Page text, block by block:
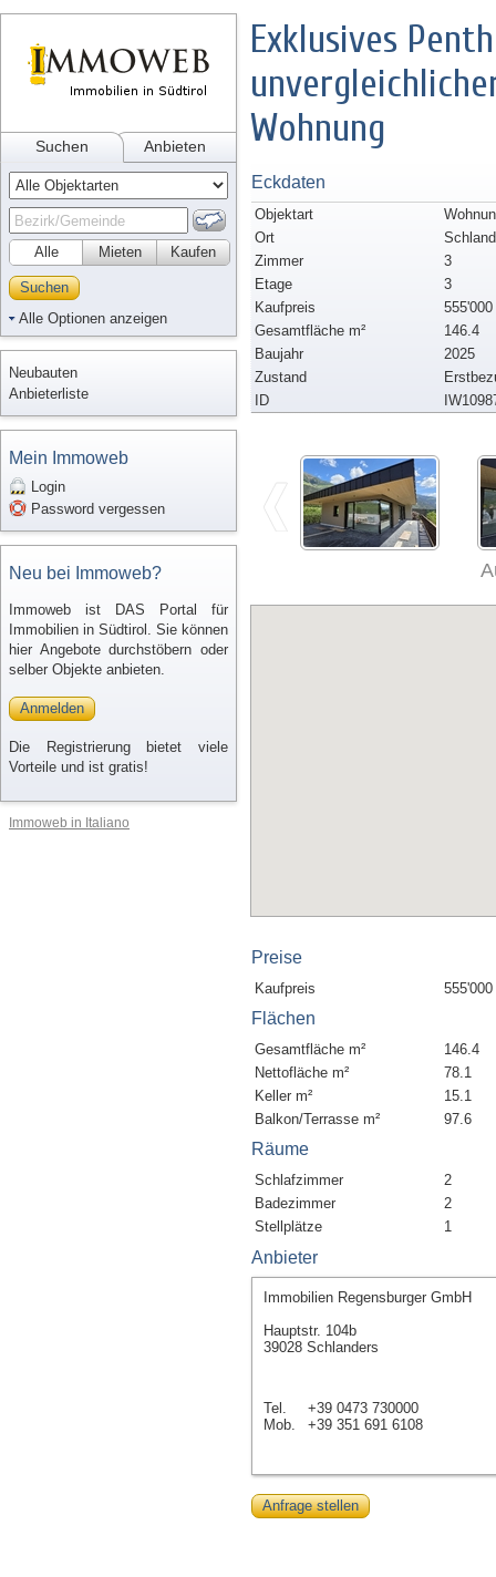
Suchen Anbieten
Alle Kaufen
Mieten
Suchen
Alle Optionen anzeigen
Neubauten
Anbieterliste
Mein Immoweb
Login
Password vergessen
Neu bei Immoweb?
Immoweb ist DAS Portal für
Immobilien in Südtirol. Sie können
hier Angebote durchstöbern oder
selber Objekte anbieten.
Anmelden
Die Registrierung bietet viele
Vorteile und ist gratis!
Immoweb in Italiano
Exklusives
Wohnung
Eckdaten
Objektart
Ort
Zimmer
3
Etage
3
Kaufpreis
555'000
Gesamtfläche m²
146.4
Baujahr
2025
Zustand
ID
Preise
Kaufpreis 555'000
Flächen
Gesamtfläche m²
146.4
Nettofläche m²
78.1
Keller m²
15.1
Balkon/Terrasse m²
97.6
Räume
Schlafzimmer
2
Badezimmer
2
Stellplätze
1
Anbieter
Immobilien Regensburger GmbH
Hauptstr. 104b
39028 Schlanders
Tel.
+39 0473 730000
Mob.
+39 351 691 6108
Anfrage stellen